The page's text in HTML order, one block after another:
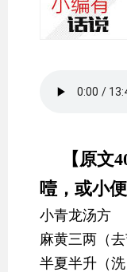
【原
噎，或小
小青龙汤方
麻黄三两（
半夏半升（洗